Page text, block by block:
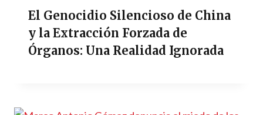
El Genocidio Silencioso de China
y la Extracción Forzada de
Órganos: Una Realidad Ignorada